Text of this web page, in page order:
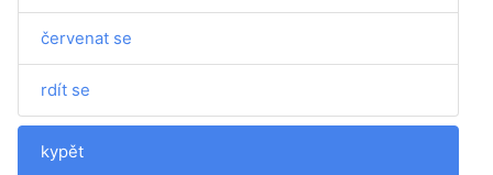
červenat se
rdít se
kypět